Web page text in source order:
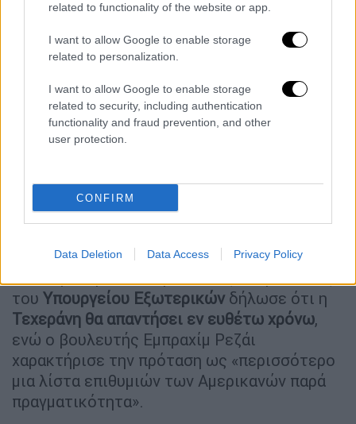
related to functionality of the website or app.
I want to allow Google to enable storage
related to personalization.
I want to allow Google to enable storage
related to security, including authentication
functionality and fraud prevention, and other
user protection.
CONFIRM
Data Deletion Data Access Privacy Policy
Τραμπ και στρατιώτες/AP
Χεζμπολάχπυροδότησε τηντελευταία
σύγκρουση με το Ισραήλ , ανοίγοντας πυρ
προς υποστήριξη του Ιράν στις 2 Μαρτίου. Η
του Ιράν στις διαπραγματεύσεις με την
Ουάσινγκτον.Ιρανοί αξιωματούχοι
αμερικανική πρόταση για τον τερματισμό
του Υπουργείου Εξωτερικών δήλωσε ότι η
Τεχεράνη θα απαντήσει εν ευθέτω χρόνω,
ενώ ο βουλευτής Εμπραχίμ Ρεζάι
χαρακτήρισε την πρόταση ως «περισσότερο
μια λίστα επιθυμιών των Αμερικανών παρά
πραγματικότητα».